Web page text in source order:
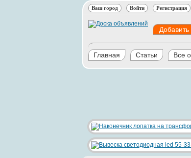
Ваш город Войти Регистрация
Главная Статьи Все